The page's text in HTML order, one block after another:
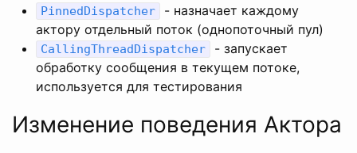
PinnedDispatcher
- назначает каждому
актору отдельный поток (однопоточный пул)
CallingThreadDispatcher
- запускает
обработку сообщения в текущем потоке,
используется для тестирования
Изменение поведения Актора